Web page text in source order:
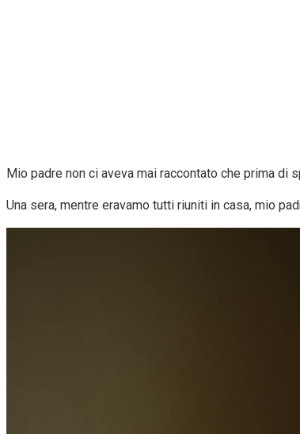
Mio padre non ci aveva mai raccontato che prima di
Una sera, mentre eravamo tutti riuniti in casa, mio